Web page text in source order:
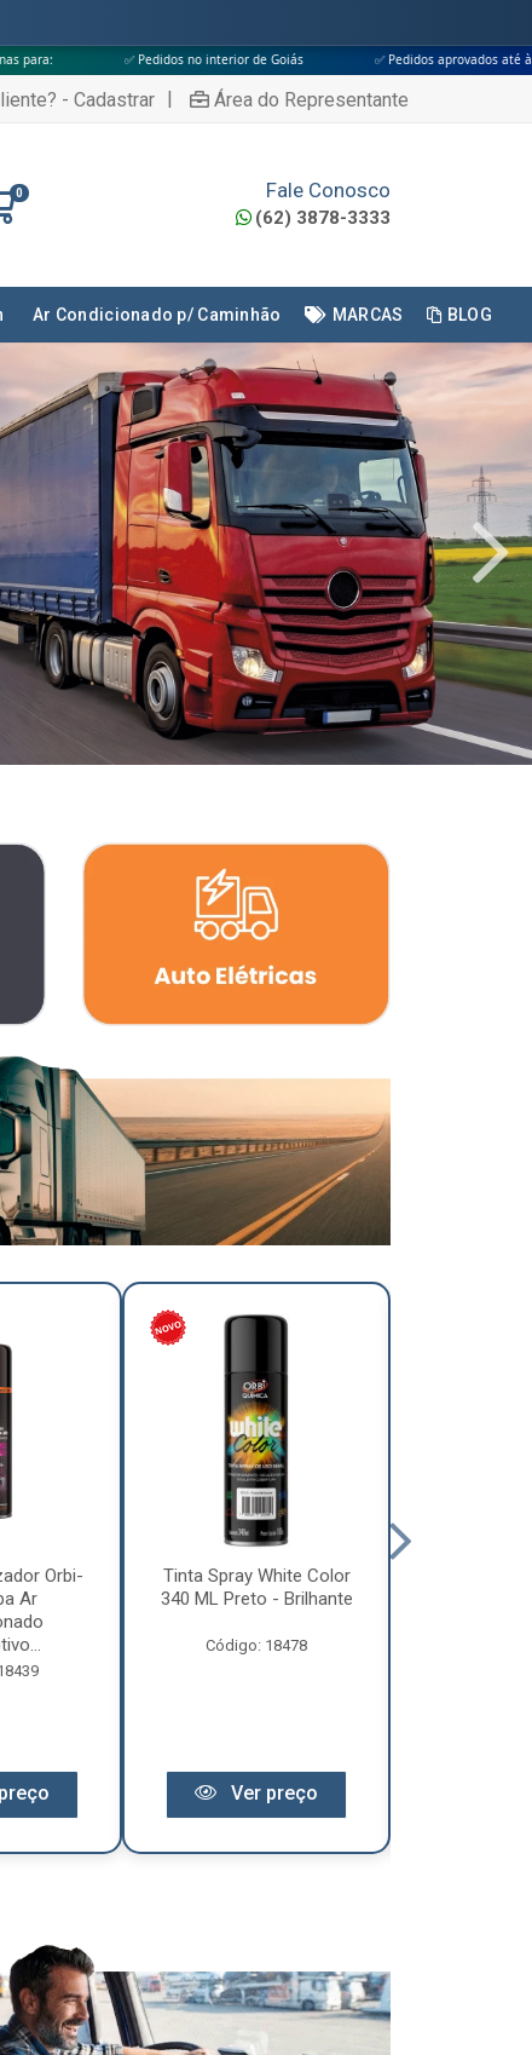
interior de Goiás ✅ Pedidos aprovados até às 18h ✅ Apenas
- Cadastrar | Área do Representante
0 Fale Conosco
(62) 3878-3333
Ar Condicionado p/ Caminhão MARCAS BLOG
Orbi-
Ar
Tinta Spray White Color
340 ML Preto - Brilhante
Código: 18478
Ver preço